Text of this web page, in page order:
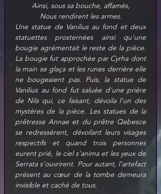
Ainsi, sous sa bouche, affamés,
Nous rendirent les armes.
Une statue de Vanilius au fond et deux
statuettes prosternées ainsi qu'une
bougie agrémentait le reste de la pièce.
La bougie fut approchée par Cyrha dont
la main se glaça et les runes derrière elle
ne bougeaient pas. Puis, la statue de
Vanilius au fond fut saluée d'une prière
de Nils qui, ce faisant, dévoila l'un des
mystères de la pièce. Les statues de la
prêtresse Annae et du prêtre Qebesce
se redressèrent, dévoilant leurs visages
respectifs et quand trois personnes
eurent prié, le ciel s'anima et les yeux de
Serrata s'ouvrirent. Pour autant, l'artefact
présent au cœur de la tombe demeura
invisible et caché de tous.